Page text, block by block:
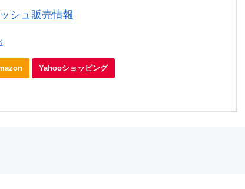
シュ販売情報
Yahooショッピング